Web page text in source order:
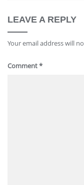
LEAVE A REPLY
Your email address will
Comment*